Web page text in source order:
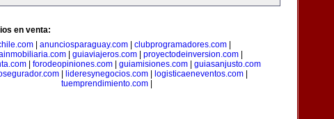
en venta:
| anunciosparaguay.com| clubprogramadores.com|
guiaviajeros.com proyectodeinversion.com
forodeopiniones.com guiamisiones.com
guiasanjusto.com
lideresynegocios.com logisticaeneventos.com
tuemprendimiento.com|